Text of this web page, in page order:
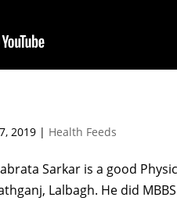
2019 | Health Feeds
Sarkar is a good
Lalbagh. He did